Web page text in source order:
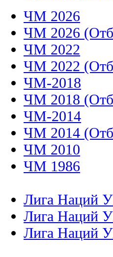
ЧМ 2026
ЧМ 2026
ЧМ 2022
ЧМ 2022
ЧМ-2018
ЧМ 2018
ЧМ-2014
ЧМ 2014
ЧМ 2010
ЧМ 1986
Лига Наций
Лига Наций
Лига Наций